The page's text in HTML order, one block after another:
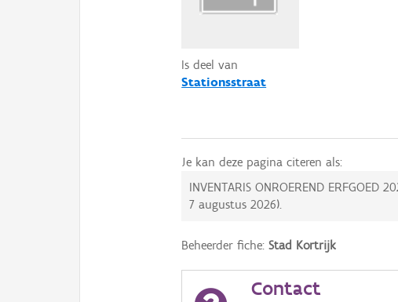
Is deel van
Stationsstraat
Je kan deze pagina citeren als:
INVENTARIS ONROEREND ERFGOED
7 augustus 2026).
Beheerder fiche:Stad Kortrijk
Contact